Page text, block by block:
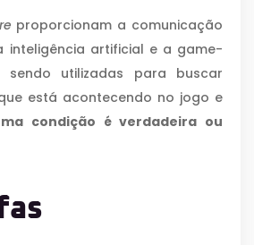
proporcionam a comunicação
inteligência artificial e a game-
sendo utilizadas para buscar
está acontecendo no jogo e
condição é verdadeira ou